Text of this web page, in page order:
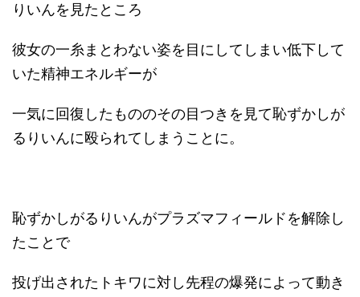
りいんを見たところ
彼女の一糸まとわない姿を目にしてしまい低下して
いた精神エネルギーが
一気に回復したもののその目つきを見て恥ずかしが
るりいんに殴られてしまうことに。
恥ずかしがるりいんがプラズマフィールドを解除し
たことで
投げ出されたトキワに対し先程の爆発によって動き